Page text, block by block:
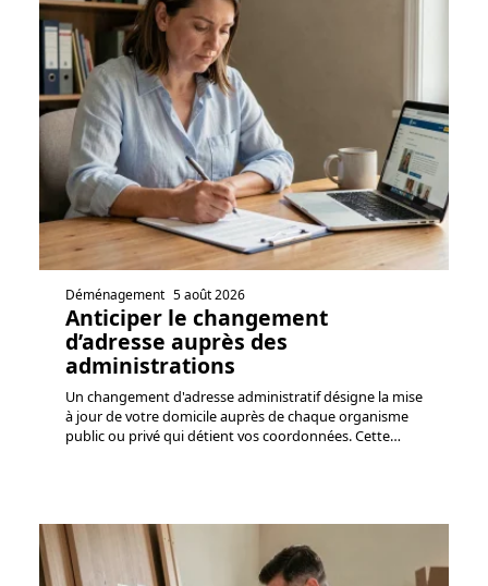
Déménagement 5 août 2026
Anticiper le changement
d’adresse auprès des
administrations
Un changement d'adresse administratif désigne la mise
à jour de votre domicile auprès de chaque organisme
public ou privé qui détient vos coordonnées. Cette…